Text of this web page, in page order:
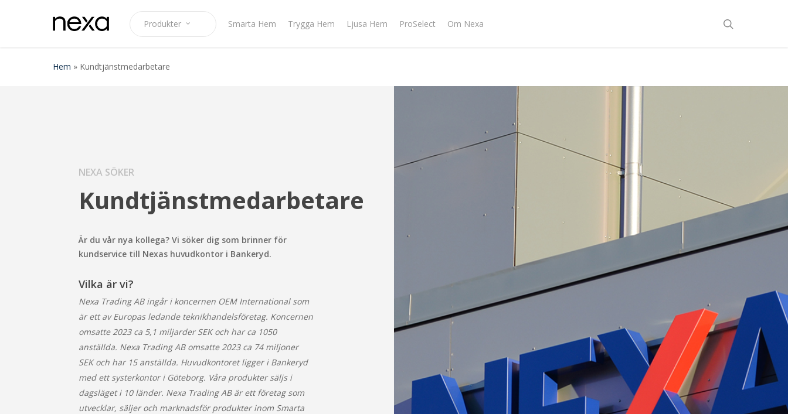
Produkter Smarta Hem Trygga Hem Ljusa Hem ProSelect Om Nexa
Hem » Kundtjänstmedarbetare
NEXA SÖKER
Kundtjänstmedarbetare
Är du vår nya kollega? Vi söker dig som brinner för
kundservice till Nexas huvudkontor i Bankeryd.
Vilka är vi?
Nexa Trading AB ingår i koncernen OEM International som
är ett av Europas ledande teknikhandelsföretag. Koncernen
omsatte 2023 ca 5,1 miljarder SEK och har ca 1050
anställda. Nexa Trading AB omsatte 2023 ca 74 miljoner
SEK och har 15 anställda. Huvudkontoret ligger i Bankeryd
med ett systerkontor i Göteborg. Våra produkter säljs i
dagsläget i 10 länder. Nexa Trading AB är ett företag som
utvecklar, säljer och marknadsför produkter inom Smarta